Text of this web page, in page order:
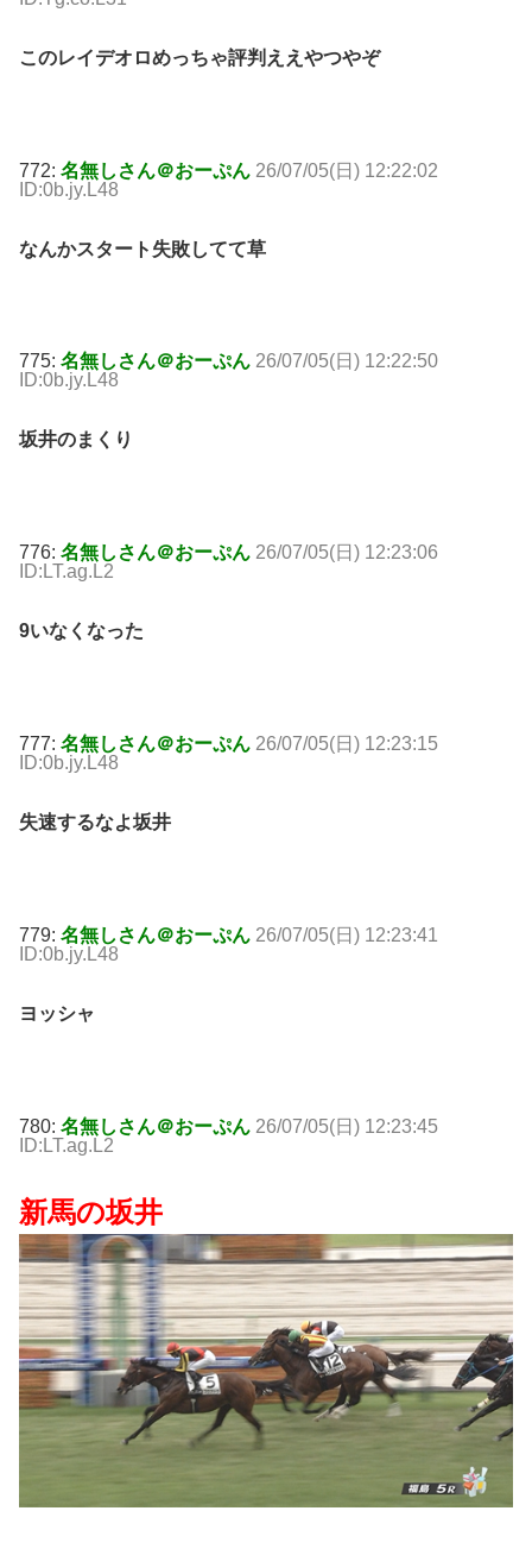
このレイデオロめっちゃ評判ええやつやぞ
772: 名無しさん＠おーぷん 26/07/05(日) 12:22:02
ID:0b.jy.L48
なんかスタート失敗してて草
775: 名無しさん＠おーぷん 26/07/05(日) 12:22:50
ID:0b.jy.L48
坂井のまくり
776: 名無しさん＠おーぷん 26/07/05(日) 12:23:06
ID:LT.ag.L2
9いなくなった
777: 名無しさん＠おーぷん 26/07/05(日) 12:23:15
ID:0b.jy.L48
失速するなよ坂井
779: 名無しさん＠おーぷん 26/07/05(日) 12:23:41
ID:0b.jy.L48
ヨッシャ
780: 名無しさん＠おーぷん 26/07/05(日) 12:23:45
ID:LT.ag.L2
新馬の坂井